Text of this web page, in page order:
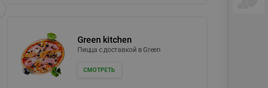
Green kitchen
Пицца c доставкой в Green
СМОТРЕТЬ